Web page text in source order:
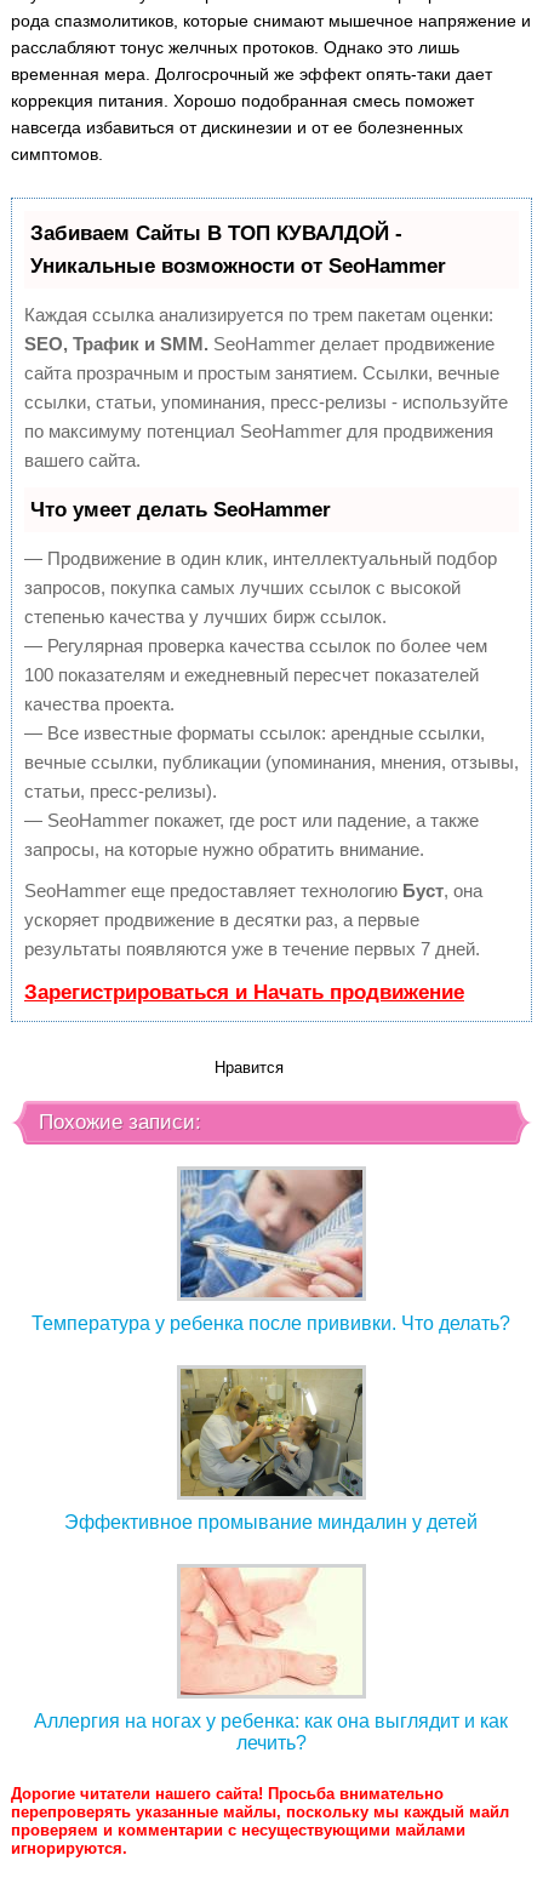
рода спазмолитиков, которые снимают мышечное напряжение и
расслабляют тонус желчных протоков. Однако это лишь
временная мера. Долгосрочный же эффект опять-таки дает
коррекция питания. Хорошо подобранная смесь поможет
навсегда избавиться от дискинезии и от ее болезненных
симптомов.
Забиваем Сайты В ТОП КУВАЛДОЙ -
Уникальные возможности от SeoHammer
Каждая ссылка анализируется по трем пакетам оценки:
SEO, Трафик и SMM. SeoHammer делает продвижение
сайта прозрачным и простым занятием. Ссылки, вечные
ссылки, статьи, упоминания, пресс-релизы - используйте
по максимуму потенциал SeoHammer для продвижения
вашего сайта.
Что умеет делать SeoHammer
— Продвижение в один клик, интеллектуальный подбор
запросов, покупка самых лучших ссылок с высокой
степенью качества у лучших бирж ссылок.
— Регулярная проверка качества ссылок по более чем
100 показателям и ежедневный пересчет показателей
качества проекта.
— Все известные форматы ссылок: арендные ссылки,
вечные ссылки, публикации (упоминания, мнения, отзывы,
статьи, пресс-релизы).
— SeoHammer покажет, где рост или падение, а также
запросы, на которые нужно обратить внимание.
SeoHammer еще предоставляет технологию Буст, она
ускоряет продвижение в десятки раз, а первые
результаты появляются уже в течение первых 7 дней.
Зарегистрироваться и Начать продвижение
Нравится
Похожие записи:
Температура у ребенка после прививки. Что делать?
Эффективное промывание миндалин у детей
Аллергия на ногах у ребенка: как она выглядит и как
лечить?
Дорогие читатели нашего сайта! Просьба внимательно
перепроверять указанные майлы, поскольку мы каждый майл
проверяем и комментарии с несуществующими майлами
игнорируются.